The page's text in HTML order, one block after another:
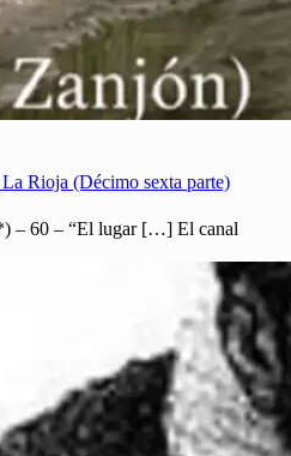
Rioja (Décimo sexta parte)
– 60 – “El lugar […] El canal